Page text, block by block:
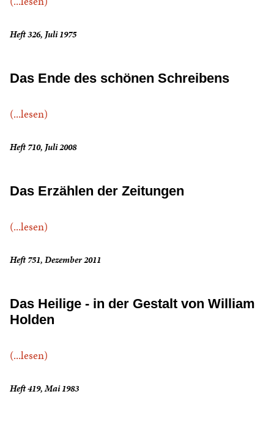
Heft 326, Juli 1975
Das Ende des schönen Schreibens
(...lesen)
Heft 710, Juli 2008
Das Erzählen der Zeitungen
(...lesen)
Heft 751, Dezember 2011
Das Heilige - in der Gestalt von William
Holden
(...lesen)
Heft 419, Mai 1983